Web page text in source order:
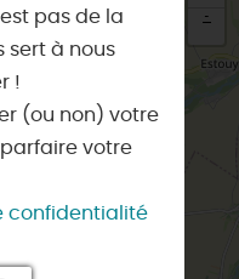
-
pas de la
sert à nous
!
(ou non) votre
votre
confidentialité